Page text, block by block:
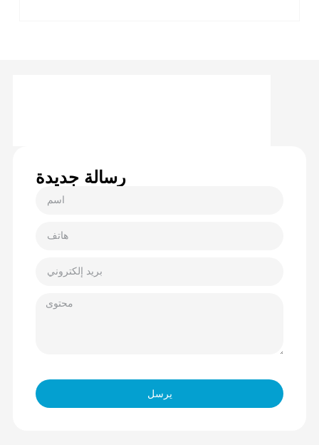
رسالة جديدة
يرسل